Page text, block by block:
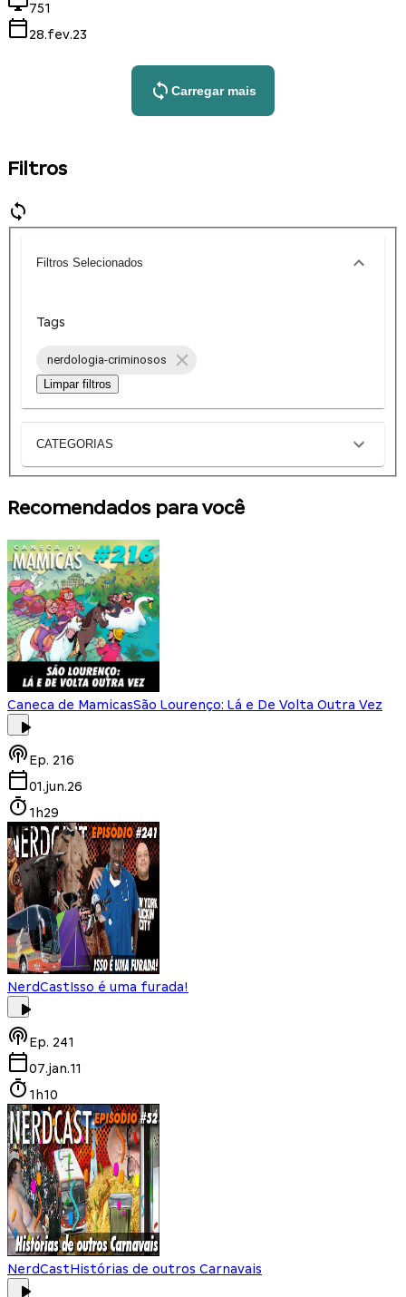
751
28.fev.23
Carregar mais
Filtros
Filtros Selecionados
Tags
nerdologia-criminosos
Limpar filtros
CATEGORIAS
Recomendados para você
Caneca de MamicasSão Lourenço: Lá e De Volta Outra Vez
Ep. 216
01.jun.26
1h29
NerdCastIsso é uma furada!
Ep. 241
07.jan.11
1h10
NerdCastHistórias de outros Carnavais